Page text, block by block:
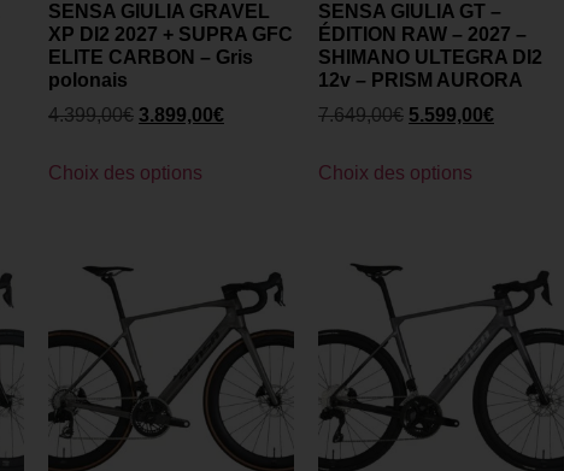
SENSA GIULIA GRAVEL
XP DI2 2027 + SUPRA GFC
ELITE CARBON – Gris
polonais
4.399,00€ 3.899,00€
Choix des options
SENSA GIULIA GT –
ÉDITION RAW – 2027 –
SHIMANO ULTEGRA DI2
12v – PRISM AURORA
7.649,00€ 5.599,00€
Choix des options